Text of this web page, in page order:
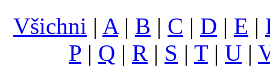
Všichni | A| B | C | D | E |
P | Q | R | S | T| U |